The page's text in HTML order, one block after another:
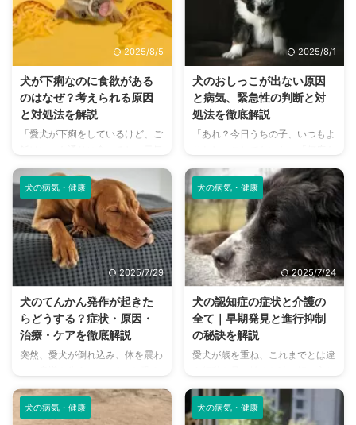
管の軟骨が弱くなり、呼吸のたび
に気管がつぶれてしまう病気で
す。特に小型犬に多く見られ、進
行すると呼吸困難に陥ることもあ
ります。 この記事では、気管虚
脱の原因や症状、治療法、そして
自宅でできる予防策やケアの方法
について、飼い主さんが知ってお
くべき情報をまとめました。愛犬
ひ参考にしてください。 この記
事の ...
は多いのではないでしょうか。し
かし、犬の震えには、単なる寒さ
や興奮だけでなく、さまざまな理
由が隠されている可能性がありま
す。 犬は言葉を話すことができ
ません。そのため、震えは体調不
良や不安、興奮といった、犬から
の大切なサインであることがあり
ます。特に、小刻みな震えは、病
ありません。 この記事では、原
...
2025/8/5
犬が下痢なのに食欲がある
のはなぜ？考えられる原因
と対処法を解説
「愛犬が下痢をしているけど、ご
もあるから大丈夫かな？」 そん
な経験をしたことはありません
か？犬が下痢をすると心配になり
ますが、食欲があって元気もある
場合は、様子を見てしまいがちで
す。しかし、中には注意が必要な
ケースも隠されています。 犬の
消化器は非常にデリケートで、下
痢の原因は多岐にわたります。食
べ過ぎやストレスといった一時的
なものから、寄生虫やアレルギ
ー、さらには膵炎や腫瘍といった
重篤な病気が隠れている可能性も
「下痢をしているのに食欲があ
る」と ...
2025/8/1
犬のおしっこが出ない原因
と病気、緊急性の判断と対
処法を徹底解説
「あれ？今日うちの子、いつもよ
トイレの姿勢はするけど、全然出
てないみたい…」。愛犬の異変
は、飼い主さんにとって何よりも
心配なものです。 特に、おしっ
こが出ないという症状は、体のど
こかに重大な問題が起きているサ
インかもしれません。これは、単
なる水分不足だけでなく、命に関
わる病気が隠されている可能性も
ある、緊急性の高いケースも少な
くありません。 この記事では、
犬が排尿困難になるさまざまな原
因から、考えられる病気の種類、
応、そして「すぐに動物病院へ行
く ...
犬の病気・健康
2025/7/29
犬のてんかん発作が起きた
らどうする？症状・原因・
治療・ケアを徹底解説
突然、愛犬が倒れ込み、体を震わ
しい光景に直面したら、多くの飼
い主さんはパニックになってしま
うでしょう。この「突然の発作」
犬の病気・健康
2025/7/24
犬の認知症の症状と介護の
全て｜早期発見と進行抑制
の秘訣を解説
愛犬が歳を重ね、これまでとは違
して「もしや認知症？」と不安に
感じることはありませんか？ 夜
中に意味もなく鳴き続けたり、散
犬の病気・健康 犬の病気・健康